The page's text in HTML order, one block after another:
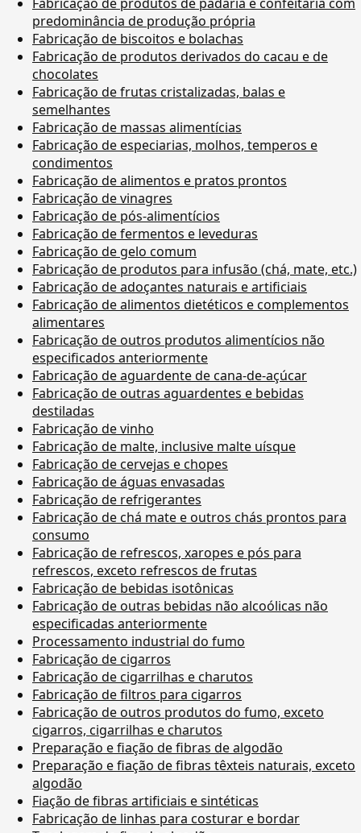
predominância de produção própria
Fabricação de biscoitos e bolachas
Fabricação de produtos derivados do cacau e de
chocolates
Fabricação de frutas cristalizadas, balas e
semelhantes
Fabricação de massas alimentícias
Fabricação de especiarias, molhos, temperos e
condimentos
Fabricação de alimentos e pratos prontos
Fabricação de vinagres
Fabricação de pós-alimentícios
Fabricação de fermentos e leveduras
Fabricação de gelo comum
Fabricação de produtos para infusão (chá, mate, etc.)
Fabricação de adoçantes naturais e artificiais
Fabricação de alimentos dietéticos e complementos
alimentares
Fabricação de outros produtos alimentícios não
especificados anteriormente
Fabricação de aguardente de cana-de-açúcar
Fabricação de outras aguardentes e bebidas
destiladas
Fabricação de vinho
Fabricação de malte, inclusive malte uísque
Fabricação de cervejas e chopes
Fabricação de águas envasadas
Fabricação de refrigerantes
Fabricação de chá mate e outros chás prontos para
consumo
Fabricação de refrescos, xaropes e pós para
refrescos, exceto refrescos de frutas
Fabricação de bebidas isotônicas
Fabricação de outras bebidas não alcoólicas não
especificadas anteriormente
Processamento industrial do fumo
Fabricação de cigarros
Fabricação de cigarrilhas e charutos
Fabricação de filtros para cigarros
Fabricação de outros produtos do fumo, exceto
cigarros, cigarrilhas e charutos
Preparação e fiação de fibras de algodão
Preparação e fiação de fibras têxteis naturais, exceto
algodão
Fiação de fibras artificiais e sintéticas
Fabricação de linhas para costurar e bordar